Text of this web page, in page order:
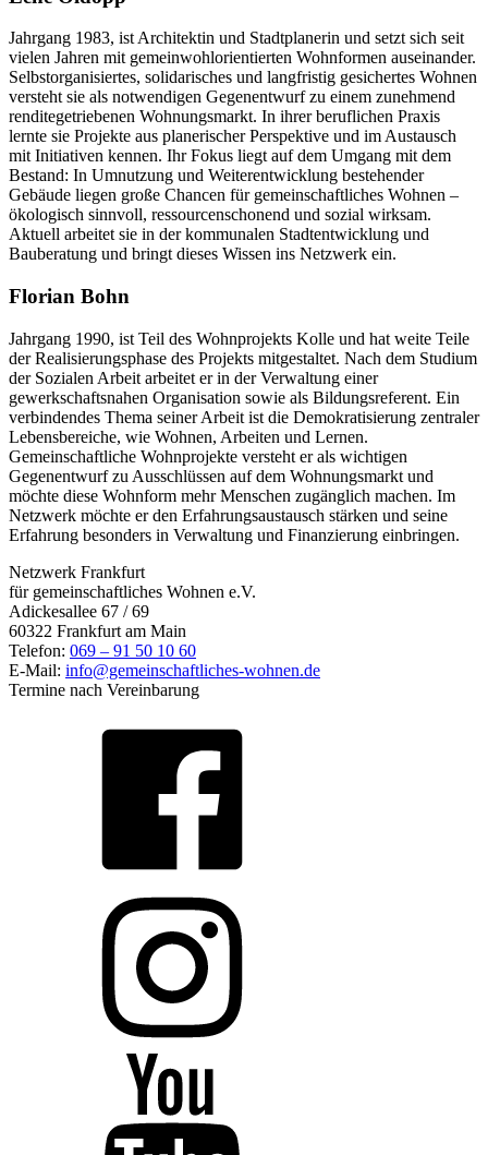
Jahrgang 1983, ist Architektin und Stadtplanerin und setzt sich seit
vielen Jahren mit gemeinwohlorientierten Wohnformen auseinander.
Selbstorganisiertes, solidarisches und langfristig gesichertes Wohnen
versteht sie als notwendigen Gegenentwurf zu einem zunehmend
renditegetriebenen Wohnungsmarkt. In ihrer beruflichen Praxis
lernte sie Projekte aus planerischer Perspektive und im Austausch
mit Initiativen kennen. Ihr Fokus liegt auf dem Umgang mit dem
Bestand: In Umnutzung und Weiterentwicklung bestehender
Gebäude liegen große Chancen für gemeinschaftliches Wohnen –
ökologisch sinnvoll, ressourcenschonend und sozial wirksam.
Aktuell arbeitet sie in der kommunalen Stadtentwicklung und
Bauberatung und bringt dieses Wissen ins Netzwerk ein.
Florian Bohn
Jahrgang 1990, ist Teil des Wohnprojekts Kolle und hat weite Teile
der Realisierungsphase des Projekts mitgestaltet. Nach dem Studium
der Sozialen Arbeit arbeitet er in der Verwaltung einer
gewerkschaftsnahen Organisation sowie als Bildungsreferent. Ein
verbindendes Thema seiner Arbeit ist die Demokratisierung zentraler
Lebensbereiche, wie Wohnen, Arbeiten und Lernen.
Gemeinschaftliche Wohnprojekte versteht er als wichtigen
Gegenentwurf zu Ausschlüssen auf dem Wohnungsmarkt und
möchte diese Wohnform mehr Menschen zugänglich machen. Im
Netzwerk möchte er den Erfahrungsaustausch stärken und seine
Erfahrung besonders in Verwaltung und Finanzierung einbringen.
Netzwerk Frankfurt
für gemeinschaftliches Wohnen e.V.
Adickesallee 67 / 69
60322 Frankfurt am Main
Telefon: 069 – 91 50 10 60
E-Mail: info@gemeinschaftliches-wohnen.de
Termine nach Vereinbarung